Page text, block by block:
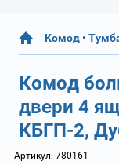
Комод •
Комод
двери 4
КБГП-2,
Артикул: 780161